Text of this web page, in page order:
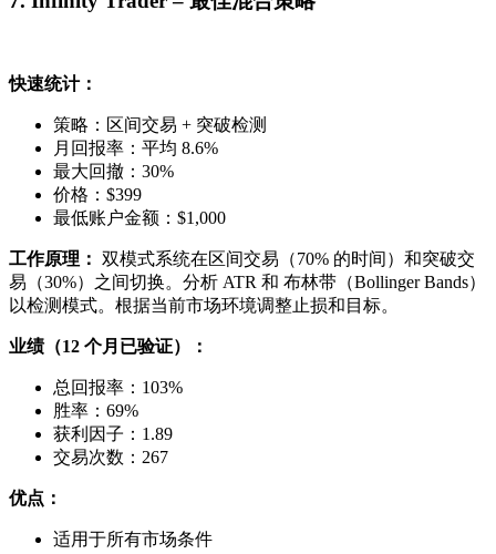
快速统计：
策略：区间交易 + 突破检测
月回报率：平均 8.6%
最大回撤：30%
价格：$399
最低账户金额：$1,000
工作原理： 双模式系统在区间交易（70% 的时间）和突破交
易（30%）之间切换。分析 ATR 和 布林带（Bollinger Bands）
以检测模式。根据当前市场环境调整止损和目标。
业绩（12 个月已验证）：
总回报率：103%
胜率：69%
获利因子：1.89
交易次数：267
优点：
适用于所有市场条件